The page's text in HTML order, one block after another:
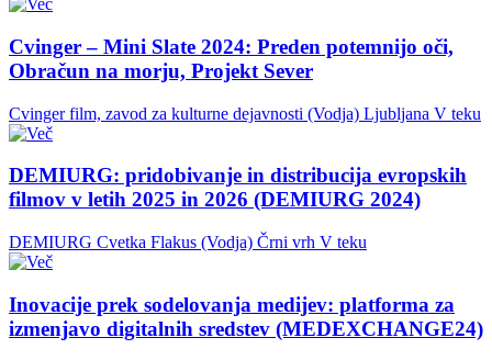
Cvinger – Mini Slate 2024: Preden potemnijo oči,
Obračun na morju, Projekt Sever
Cvinger film, zavod za kulturne dejavnosti (Vodja) Ljubljana V teku
DEMIURG: pridobivanje in distribucija evropskih
filmov v letih 2025 in 2026 (DEMIURG 2024)
DEMIURG Cvetka Flakus (Vodja) Črni vrh V teku
Inovacije prek sodelovanja medijev: platforma za
izmenjavo digitalnih sredstev (MEDEXCHANGE24)